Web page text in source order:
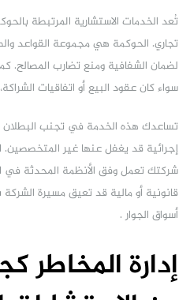
تُعد الخدمات الاستشارية المرتبطة
تجاري. الحوكمة هي مجموعة القواعد
لضمان الشفافية ومنع تضارب المصالح.
سواء كان عقود البيع أو اتفاقيات
تساعدك هذه الخدمة في تجنب البطلان
إجرائية قد يغفل عنها غير المتخصصين.
شركتك تعمل وفق الأنظمة المحدثة في
قانونية أو مالية قد تعيق مسيرة
أسواق الجوار .
إدارة المخاطر